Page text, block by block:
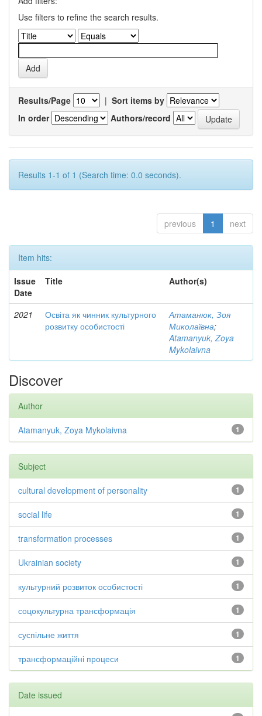
Use filters to refine the search results.
Results/Page | Sort items by
In order
Authors/record
Results 1-1 of 1 (Search time: 0.0 seconds).
previous 1 next
Item hits:
Issue
Date
Title Author(s)
2021
Освіта як чинник культурного
розвитку особистості
Атаманюк, Зоя
Миколаївна;
Atamanyuk, Zoya
Mykolaivna
Discover
Author
1
Atamanyuk, Zoya Mykolaivna
Subject
1
cultural development of personality
1
social life
1
transformation processes
1
Ukrainian society
1
культурний розвиток особистості
1
соцокультурна трансформація
1
суспільне життя
1
трансформаційні процеси
Date issued